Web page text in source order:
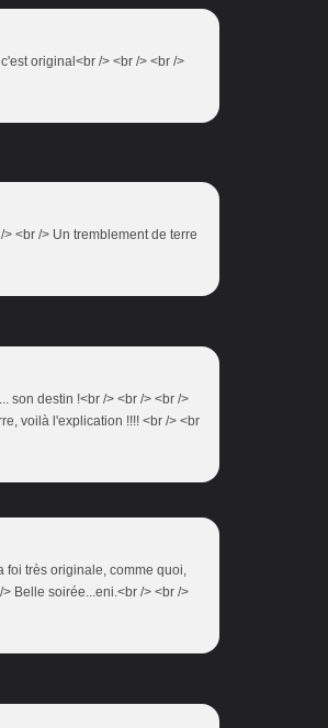
original<br /> <br /> <br />
<br /> Un tremblement de terre
son destin !<br /> <br /> <br />
voilà l'explication !!!! <br /> <br
foi très originale, comme quoi,
Belle soirée...eni.<br /> <br />